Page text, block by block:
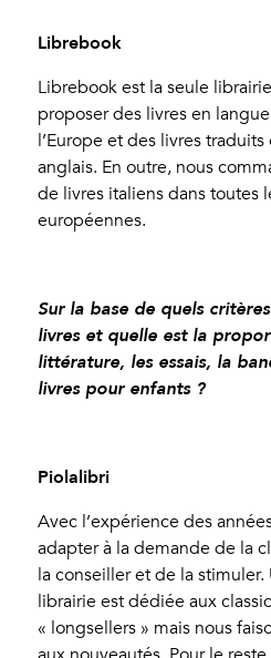
Librebook
Librebook est la seule
proposer des livres en
l’Europe et des livres
anglais. En outre, nous
de livres italiens dans toutes
européennes.
Sur la base de quels
livres et quelle est la
littérature, les essais, la
livres pour enfants ?
Piolalibri
Avec l’expérience des
adapter à la demande de la
la conseiller et de la
librairie est dédiée aux
« longsellers » mais nous